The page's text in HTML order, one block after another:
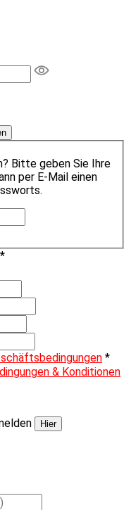
Bitte geben Sie Ihre
per E-Mail einen
*
*
& Konditionen
Hier